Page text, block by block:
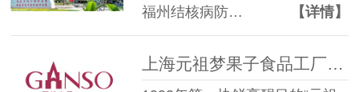
福州结核病防…
【详情】
上海元祖梦果子食品工厂能耗监测项目